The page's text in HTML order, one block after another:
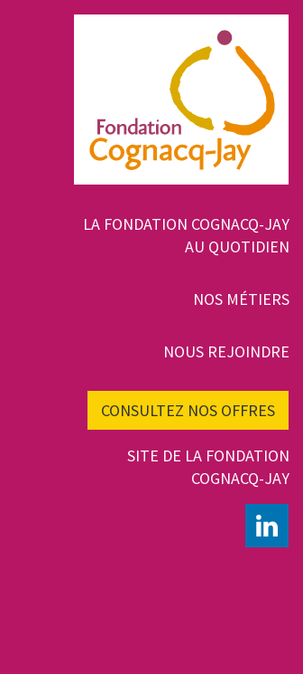
Navigation
principale
LA FONDATION COGNACQ-JAY
AU QUOTIDIEN
NOS MÉTIERS
NOUS REJOINDRE
CONSULTEZ NOS OFFRES
SITE DE LA FONDATION
COGNACQ-JAY
LINKEDIN